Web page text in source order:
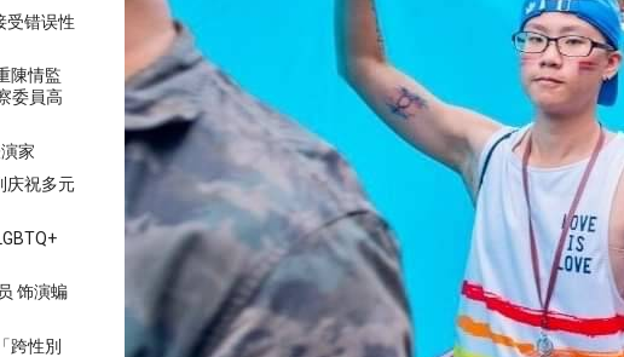
受错误性
陳情監
委員高
家
庆祝多元
饰演蝙
跨性別